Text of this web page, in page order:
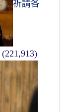
祈請各
(221,913)